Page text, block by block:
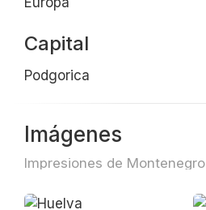
Capital
Podgorica
Imágenes
Impresiones de Montenegro